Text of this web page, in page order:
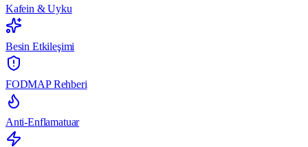
Kafein & Uyku
Besin Etkileşimi
FODMAP Rehberi
Anti-Enflamatuar